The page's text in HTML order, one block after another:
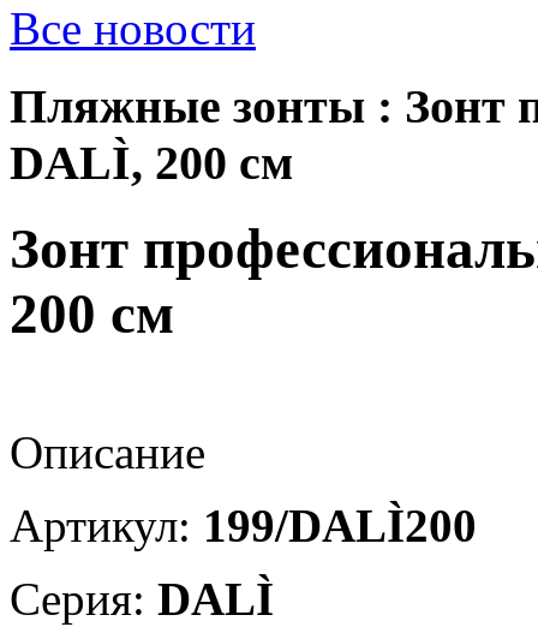
Все новости
Пляжные зонты : Зонт
DALÌ, 200 см
Зонт
200 см
Описание
Артикул: 199/DALÌ200
Серия: DALÌ